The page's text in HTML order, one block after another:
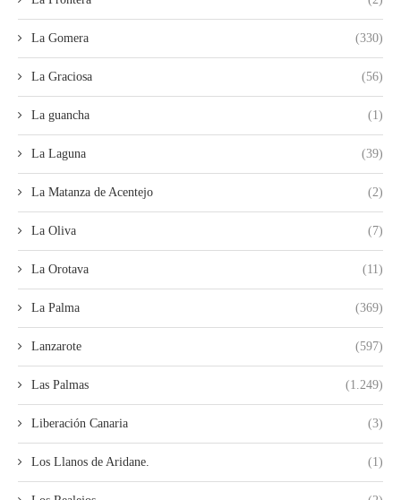
La Gomera (330)
La Graciosa (56)
La guancha (1)
La Laguna (39)
La Matanza de Acentejo (2)
La Oliva (7)
La Orotava (11)
La Palma (369)
Lanzarote (597)
Las Palmas (1.249)
Liberación Canaria (3)
Los Llanos de Aridane. (1)